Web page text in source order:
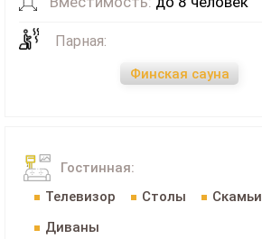
Парная:
Финская сауна
Гостинная:
Телевизор
Столы Скамьи
Диваны